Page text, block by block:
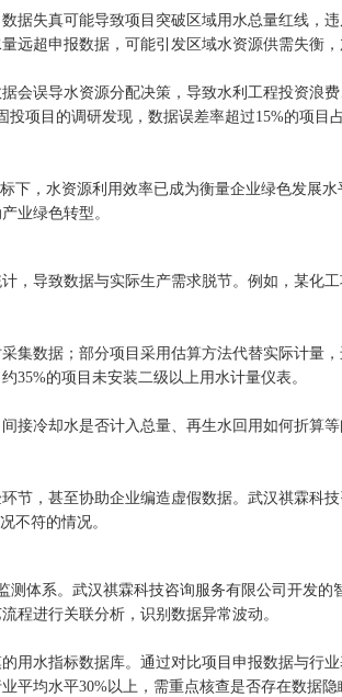
据失真可能导致项目突破区域用水总量红线，
远超申报数据，可能引发区域水资源供需失衡，
会误导水资源分配决策，导致水利工程投资浪
项目的调研发现，数据误差率超过15%的项目
下，水资源利用效率已成为衡量企业绿色发展
业绿色转型。
，导致数据与实际生产需求脱节。例如，某化
集数据；部分项目采用估算方法代替实际计量
35%的项目未安装二级以上用水计量仪表。
接冷却水是否计入总量、再生水回用如何折算
节，甚至协助企业编造虚假数据。武汉祺霖科
不符的情况。
体系。武汉祺霖科技咨询服务有限公司开发的
程进行关联分析，识别数据异常波动。
用水指标数据库。通过对比项目申报数据与行
平均水平30%以上，需重点核查是否存在数据隐